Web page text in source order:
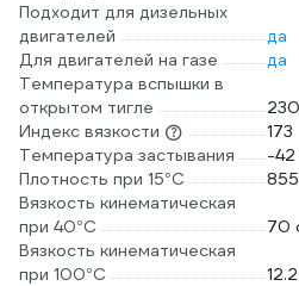
Подходит для дизельных
двигателей
да
Для двигателей на газе
да
Температура вспышки в
открытом тигле
Индекс вязкости
173
Температура застывания
-42
Плотность при 15°С
Вязкость кинематическая
при 40°С
70
Вязкость кинематическая
при 100°С